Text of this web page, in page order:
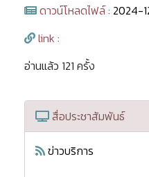
ดาวน์โหลดไฟล์ : 2024-
link :
อ่านแล้ว 121 ครั้ง
สื่อประชาสัมพันธ์
ข่าวบริการ